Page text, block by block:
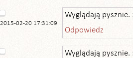
2015-02-20 17:31:09
Wyglądają pysznie.
Odpowiedz
Wyglądają pysznie.